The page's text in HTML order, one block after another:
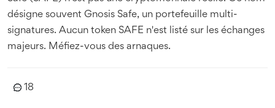
désigne souvent Gnosis Safe, un portefeuille multi-
signatures. Aucun token SAFE n'est listé sur les échanges
majeurs. Méfiez-vous des arnaques.
18